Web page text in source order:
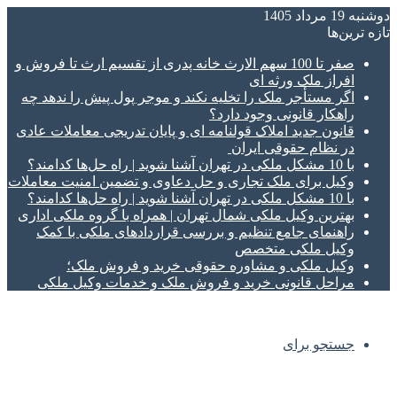
دوشنبه 19 مرداد 1405
تازه‌ ترین‌ها
صفر تا 100 سهم الارث خانه پدری از تقسیم ارث تا فروش و
افراز ملک ورثه ای
اگر مستأجر ملک را تخلیه نکند و موجر پول پیش را ندهد چه
راهکار قانونی وجود دارد؟
قانون جدید املاک قولنامه ای و پایان تدریجی معاملات عادی
در نظام حقوقی ایران
با 10 مشکل ملکی در تهران آشنا شوید | راه حل‌ها کدامند؟
وکیل برای ملک تجاری و حل دعاوی و تضمین امنیت معاملات
با 10 مشکل ملکی در تهران آشنا شوید | راه حل‌ها کدامند؟
بهترین وکیل ملکی شمال تهران | همراه با گروه ملکی اداری
راهنمای جامع تنظیم و بررسی قراردادهای ملکی با کمک
وکیل ملکی متخصص
وکیل ملکی و مشاوره حقوقی خرید و فروش ملک؛
مراحل قانونی خرید و فروش ملک و خدمات وکیل ملکی
جستجو برای